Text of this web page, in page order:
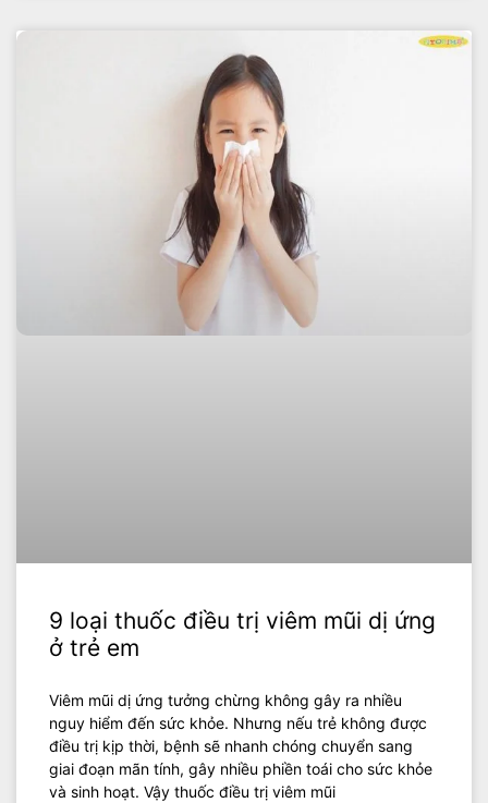
9 loại thuốc điều trị viêm mũi dị ứng
ở trẻ em
Viêm mũi dị ứng tưởng chừng không gây ra nhiều
nguy hiểm đến sức khỏe. Nhưng nếu trẻ không được
điều trị kịp thời, bệnh sẽ nhanh chóng chuyển sang
giai đoạn mãn tính, gây nhiều phiền toái cho sức khỏe
và sinh hoạt. Vậy thuốc điều trị viêm mũi